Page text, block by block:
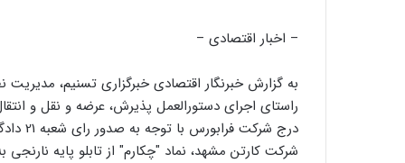
– اخبار اقتصادی –
به گزارش خبرنگار اقتصادی خبرگزاری تسنیم، مدیریت
راستای اجرای دستورالعمل پذیرش، عرضه و نقل و
درج
شرکت کارتن مشهد، نماد "چکارم" از تابلو پایه نارنجی